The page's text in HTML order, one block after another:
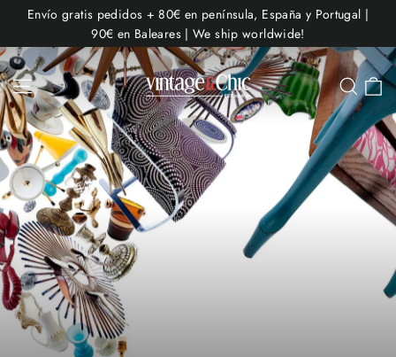
al
contenido
Envío gratis pedidos + 80€ en península, España y Portugal |
90€ en Baleares | We ship worldwide!
Navegación